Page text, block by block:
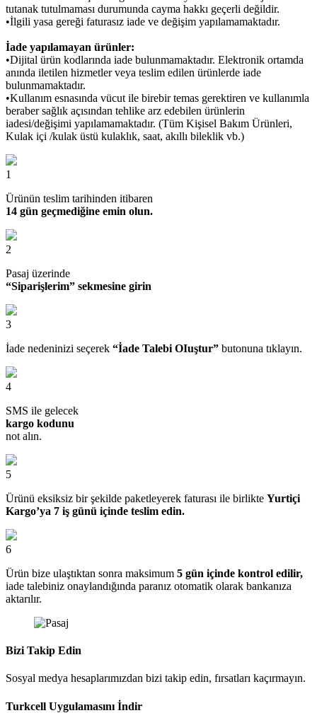
tutanak tutulmaması durumunda cayma hakkı geçerli değildir.
•İlgili yasa gereği faturasız iade ve değişim yapılamamaktadır.
İade yapılamayan ürünler:
•Dijital ürün kodlarında iade bulunmamaktadır. Elektronik ortamda
anında iletilen hizmetler veya teslim edilen ürünlerde iade
bulunmamaktadır.
•Kullanım esnasında vücut ile birebir temas gerektiren ve kullanımla
beraber sağlık açısından tehlike arz edebilen ürünlerin
iadesi/değişimi yapılamamaktadır. (Tüm Kişisel Bakım Ürünleri,
Kulak içi /kulak üstü kulaklık, saat, akıllı bileklik vb.)
1
Ürünün teslim tarihinden itibaren
14 gün geçmediğine emin olun.
2
Pasaj üzerinde
“Siparişlerim” sekmesine girin
3
İade nedeninizi seçerek “İade Talebi OIuştur” butonuna tıklayın.
4
SMS ile gelecek
kargo kodunu
not alın.
5
Ürünü eksiksiz bir şekilde paketleyerek faturası ile birlikte Yurtiçi
Kargo’ya 7 iş günü içinde teslim edin.
6
Ürün bize ulaştıktan sonra maksimum 5 gün içinde kontrol edilir,
iade talebiniz onaylandığında paranız otomatik olarak bankanıza
aktarılır.
Bizi Takip Edin
Sosyal medya hesaplarımızdan bizi takip edin, fırsatları kaçırmayın.
Turkcell Uygulamasını İndir